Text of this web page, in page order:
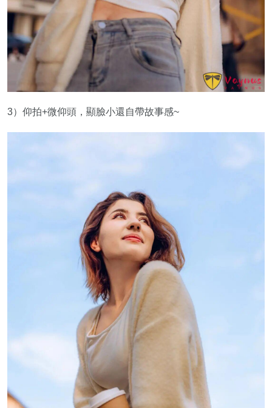
3）仰拍+微仰頭，顯臉小還自帶故事感~